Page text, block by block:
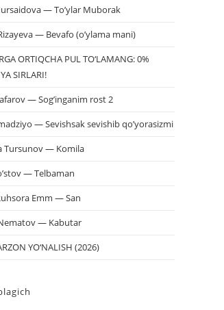
— To’ylar Muborak
— Bevafo (o’ylama mani)
ORTIQCHA PUL TO‘LAMANG: 0%
SIRLARI!
— Sog’inganim rost 2
— Sevishsak sevishib qo’yorasizmi
Tursunov — Komila
— Telbaman
Emm — San
— Kabutar
YO‘NALISH (2026)